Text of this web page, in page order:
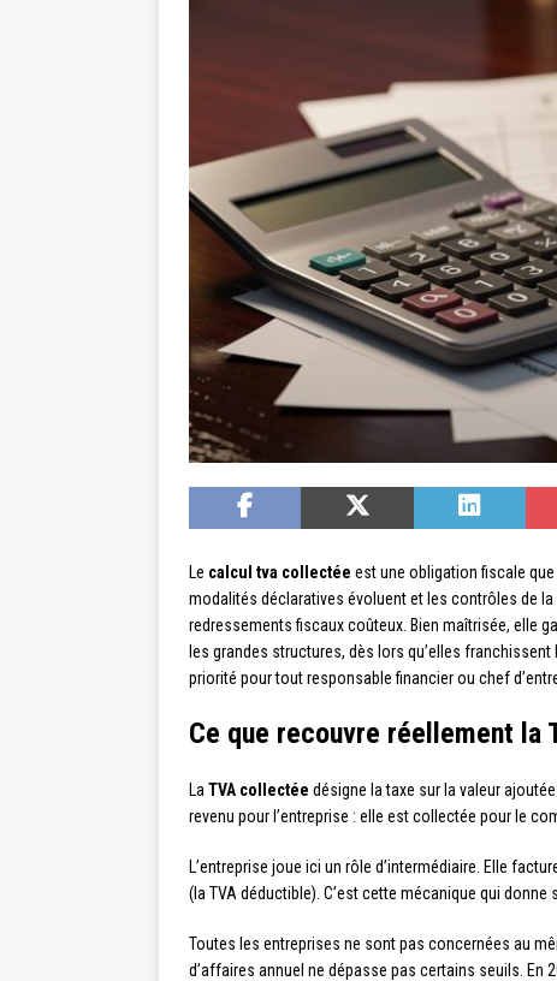
Le calcul tva collectée est une obligation fiscale
modalités déclaratives évoluent et les contrôles de la
redressements fiscaux coûteux. Bien maîtrisée, elle
les grandes structures, dès lors qu’elles
priorité pour tout responsable financier ou chef
Ce que recouvre réellement la
La TVA collectée désigne la taxe sur la valeur
revenu pour l’entreprise : elle est collectée pour le
L’entreprise joue ici un rôle d’intermédiaire. Elle
(la TVA déductible). C’est cette mécanique qui donne
Toutes les entreprises ne sont pas concernées au
d’affaires annuel ne dépasse pas certains seuils. En